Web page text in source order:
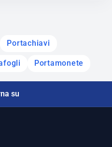
Portachiavi
Portamonete
su